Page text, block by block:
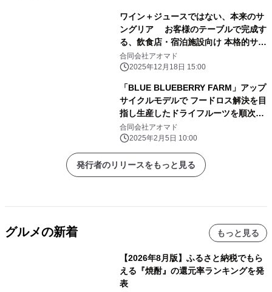
ワイン＋ジュースではない、本来のサ
ングリア お客様のテーブルで完成す
る、飲食店・宿泊施設向け 本格的サン
グリアベースの試飲用キット提供開始
合同会社アオマド
2025年12月18日 15:00
「BLUE BLUEBERRY FARM」アップ
サイクルモデルで フードロス解決を目
指し生産したドライフルーツを順次販
売開始
合同会社アオマド
2025年2月5日 10:00
発行者のリリースをもっと見る
グルメの新着 もっと見る
【2026年8月版】ふるさと納税でもら
える『焼酎』の還元率ランキングを発
表